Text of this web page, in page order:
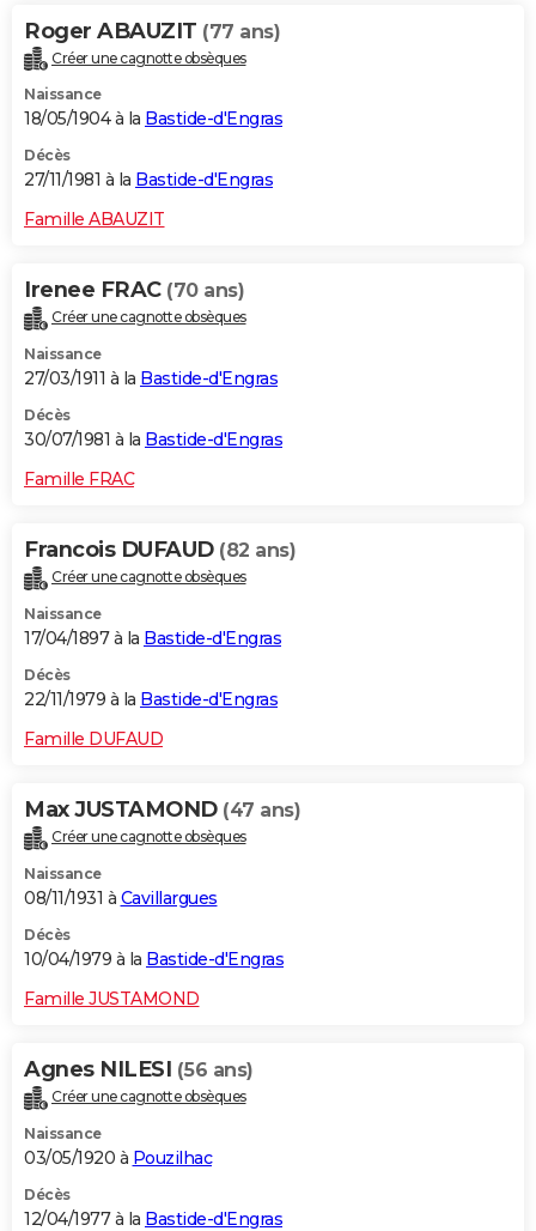
Roger ABAUZIT (77 ans)
Créer une cagnotte obsèques
Naissance
18/05/1904 à la Bastide-d'Engras
Décès
27/11/1981 à la Bastide-d'Engras
Famille ABAUZIT
Irenee FRAC (70 ans)
Créer une cagnotte obsèques
Naissance
27/03/1911 à la Bastide-d'Engras
Décès
30/07/1981 à la Bastide-d'Engras
Famille FRAC
Francois DUFAUD (82 ans)
Créer une cagnotte obsèques
Naissance
17/04/1897 à la Bastide-d'Engras
Décès
22/11/1979 à la Bastide-d'Engras
Famille DUFAUD
Max JUSTAMOND (47 ans)
Créer une cagnotte obsèques
Naissance
08/11/1931 à Cavillargues
Décès
10/04/1979 à la Bastide-d'Engras
Famille JUSTAMOND
Agnes NILESI (56 ans)
Créer une cagnotte obsèques
Naissance
03/05/1920 à Pouzilhac
Décès
12/04/1977 à la Bastide-d'Engras